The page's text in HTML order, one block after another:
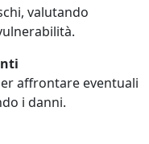
valutando
affrontare eventuali
i danni.